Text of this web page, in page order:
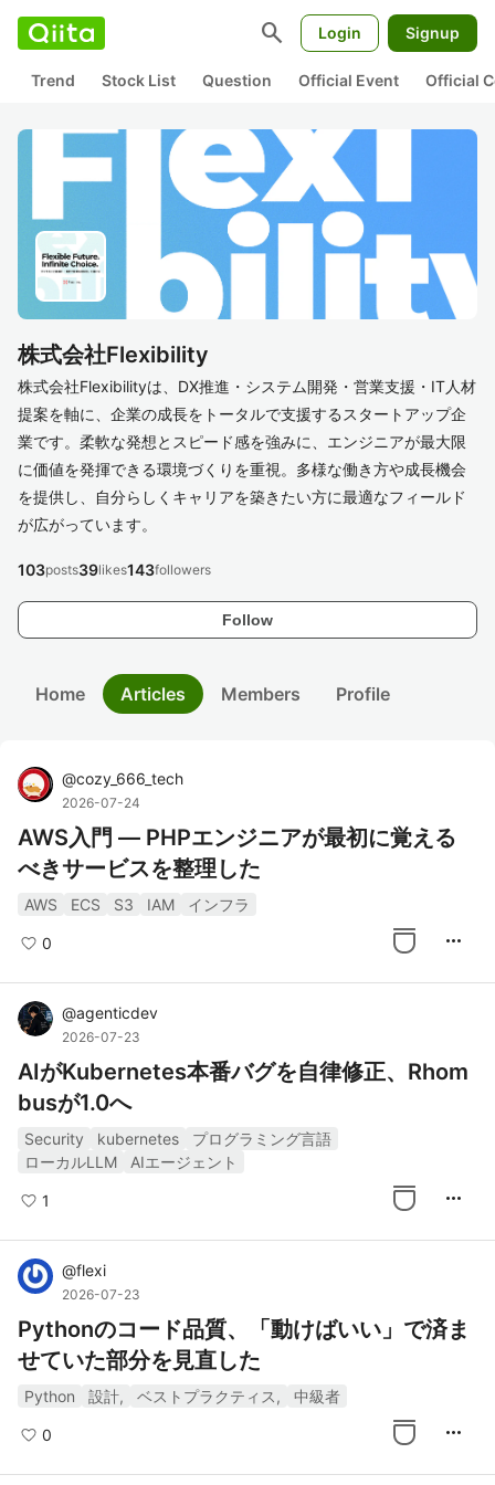
search Login Signup
Trend Stock List Question Official Event Official
株式会社Flexibility
株式会社Flexibilityは、DX推進・システム開発・営業支援・IT人材
提案を軸に、企業の成長をトータルで支援するスタートアップ企
業です。柔軟な発想とスピード感を強みに、エンジニアが最大限
に価値を発揮できる環境づくりを重視。多様な働き方や成長機会
を提供し、自分らしくキャリアを築きたい方に最適なフィールド
が広がっています。
Follow
103posts39likes143followers
Home Articles Members Profile
@cozy_666_tech
2026-07-24
AWS入門 — PHPエンジニアが最初に覚える
べきサービスを整理した
AWS ECS S3 IAM インフラ
0 more_horiz
@agenticdev
2026-07-23
AIがKubernetes本番バグを自律修正、Rhom
busが1.0へ
Security kubernetes
プログラミング言語
ローカルLLM
AIエージェント
1 more_horiz
@flexi
2026-07-23
Pythonのコード品質、「動けばいい」で済ま
せていた部分を見直した
Python 設計, ベストプラクティス, 中級者
0 more_horiz